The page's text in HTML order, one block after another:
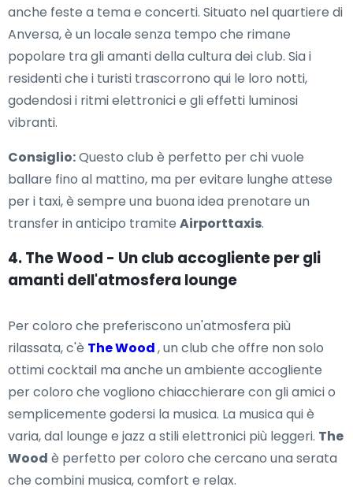
anche feste a tema e concerti. Situato nel quartiere di
Anversa, è un locale senza tempo che rimane
popolare tra gli amanti della cultura dei club. Sia i
residenti che i turisti trascorrono qui le loro notti,
godendosi i ritmi elettronici e gli effetti luminosi
vibranti.
Consiglio:Questo club è perfetto per chi vuole
ballare fino al mattino, ma per evitare lunghe attese
per i taxi, è sempre una buona idea prenotare un
transfer in anticipo tramite Airporttaxis.
4. The Wood - Un club accogliente per gli
amanti dell'atmosfera lounge
Per coloro che preferiscono un'atmosfera più
rilassata, c'è The Wood, un club che offre non solo
ottimi cocktail ma anche un ambiente accogliente
per coloro che vogliono chiacchierare con gli amici o
semplicemente godersi la musica. La musica qui è
varia, dal lounge e jazz a stili elettronici più leggeri. The
Wood è perfetto per coloro che cercano una serata
che combini musica, comfort e relax.